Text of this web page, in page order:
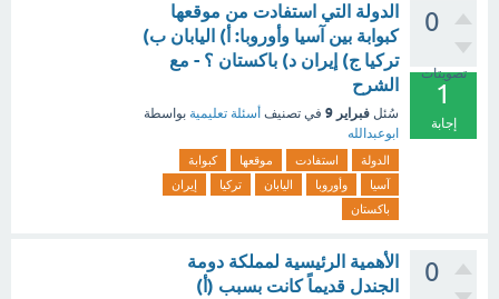
0
تصويتات
1
إجابة
الدولة التي استفادت من موقعها
كبوابة بين آسيا وأوروبا: أ) اليابان ب)
تركيا ج) إيران د) باكستان ؟ - مع
الشرح
سُئل فبراير 9 في تصنيف أسئلة تعليمية بواسطة
ابوعبدالله
الدولة استفادت موقعها
كبوابة
آسيا
وأوروبا اليابان تركيا
إيران
باكستان
0
الأهمية الرئيسية لمملكة دومة
الجندل قديماً كانت بسبب (أ)